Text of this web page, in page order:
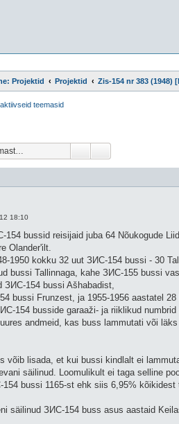
Projektid Projektid Zis-154 nr 383 (1948)
teemasid
18:10
bussid reisijaid juba 64 Nõukogude
Olander'ilt.
1950 kokku 32 uut ЗИС-154 bussi - 30
bussi Tallinnaga, kahe ЗИС-155 bussi
154 bussi Ašhabadist,
bussi Frunzest, ja 1955-1956 aastatel
154 busside garaaži- ja riiklikud
andmeid, kas buss lammutati või
võib lisada, et kui bussi kindlalt ei
säilinud. Loomulikult ei taga selline
bussi 1165-st ehk siis 6,95% kõikidest
säilinud ЗИС-154 buss asus aastaid